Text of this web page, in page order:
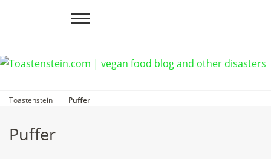
Toastenstein Puffer
Puffer